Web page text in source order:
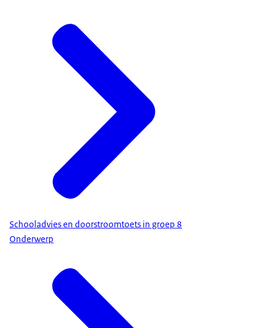
Schooladvies en doorstroomtoets in groep 8
Onderwerp